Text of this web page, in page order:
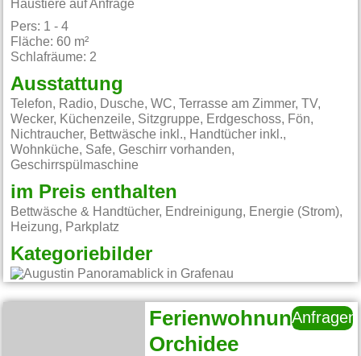
Haustiere auf Anfrage
Pers: 1 - 4
Fläche: 60 m²
Schlafräume: 2
Ausstattung
Telefon, Radio, Dusche, WC, Terrasse am Zimmer, TV,
Wecker, Küchenzeile, Sitzgruppe, Erdgeschoss, Fön,
Nichtraucher, Bettwäsche inkl., Handtücher inkl.,
Wohnküche, Safe, Geschirr vorhanden,
Geschirrspülmaschine
im Preis enthalten
Bettwäsche & Handtücher, Endreinigung, Energie (Strom),
Heizung, Parkplatz
Kategoriebilder
Ferienwohnung
Orchidee
Anfragen